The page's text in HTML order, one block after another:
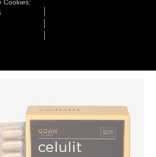
CORPORAL LIFTING & FIRMEZA